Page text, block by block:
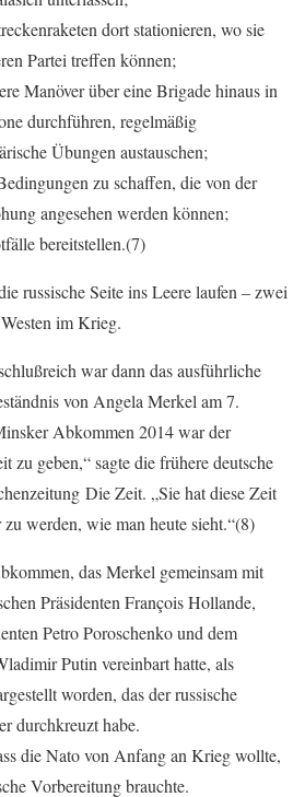
dort stationieren, wo sie
Partei treffen können;
Manöver über eine Brigade hinaus in
durchführen, regelmäßig
Übungen austauschen;
zu schaffen, die von der
angesehen werden können;
bereitstellen.(7)
russische Seite ins Leere laufen – zwei
im Krieg.
war dann das ausführliche
von Angela Merkel am 7.
Abkommen 2014 war der
zu geben,“ sagte die frühere deutsche
Die Zeit. „Sie hat diese Zeit
werden, wie man heute sieht.“(8)
das Merkel gemeinsam mit
Präsidenten François Hollande,
Petro Poroschenko und dem
Putin vereinbart hatte, als
worden, das der russische
durchkreuzt habe.
die Nato von Anfang an Krieg wollte,
Vorbereitung brauchte.